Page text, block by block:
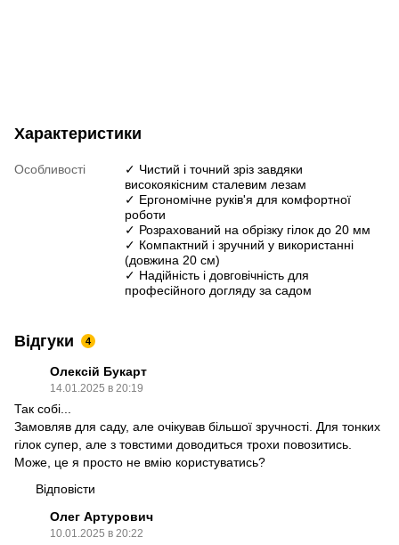
Характеристики
Особливості
✓ Чистий і точний зріз завдяки
високоякісним сталевим лезам
✓ Ергономічне руків'я для комфортної
роботи
✓ Розрахований на обрізку гілок до 20 мм
✓ Компактний і зручний у використанні
(довжина 20 см)
✓ Надійність і довговічність для
професійного догляду за садом
Відгуки 4
Олексій Букарт
14.01.2025 в 20:19
Так собі...
Замовляв для саду, але очікував більшої зручності. Для тонких
гілок супер, але з товстими доводиться трохи повозитись.
Може, це я просто не вмію користуватись?
Відповісти
Олег Артурович
10.01.2025 в 20:22